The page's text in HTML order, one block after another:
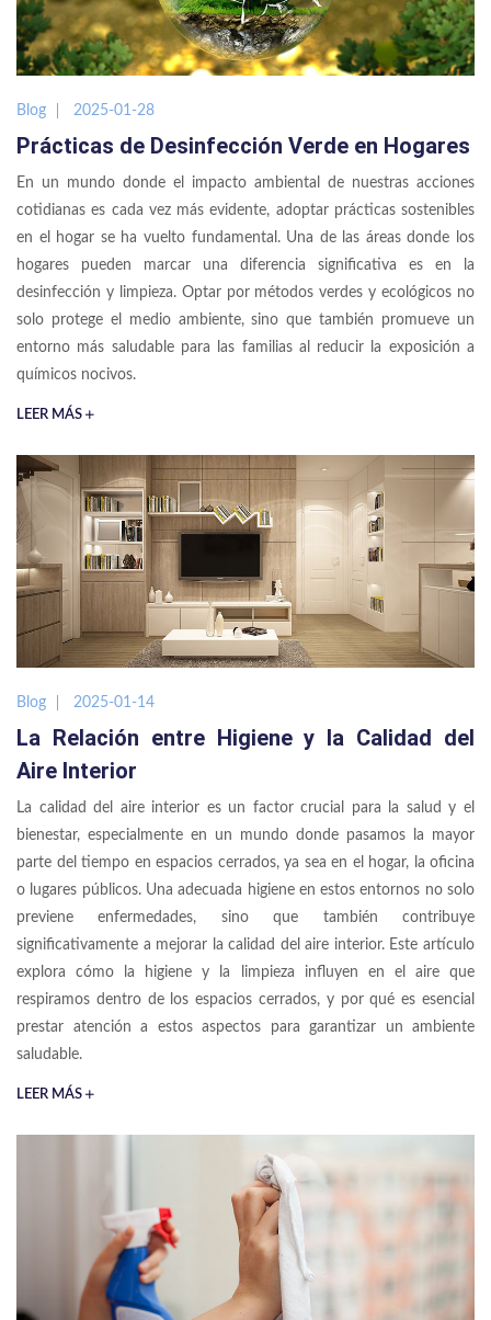
Blog 2025-01-28
Prácticas de Desinfección Verde en Hogares
En un mundo donde el impacto ambiental de nuestras acciones
cotidianas es cada vez más evidente, adoptar prácticas sostenibles
en el hogar se ha vuelto fundamental. Una de las áreas donde los
hogares pueden marcar una diferencia significativa es en la
desinfección y limpieza. Optar por métodos verdes y ecológicos no
solo protege el medio ambiente, sino que también promueve un
entorno más saludable para las familias al reducir la exposición a
químicos nocivos.
LEER MÁS
Blog 2025-01-14
La Relación entre Higiene y la Calidad del
Aire Interior
La calidad del aire interior es un factor crucial para la salud y el
bienestar, especialmente en un mundo donde pasamos la mayor
parte del tiempo en espacios cerrados, ya sea en el hogar, la oficina
o lugares públicos. Una adecuada higiene en estos entornos no solo
previene enfermedades, sino que también contribuye
significativamente a mejorar la calidad del aire interior. Este artículo
explora cómo la higiene y la limpieza influyen en el aire que
respiramos dentro de los espacios cerrados, y por qué es esencial
prestar atención a estos aspectos para garantizar un ambiente
saludable.
LEER MÁS